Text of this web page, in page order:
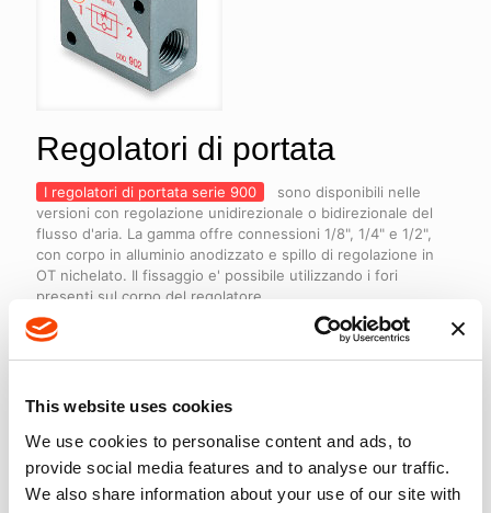
This website uses cookies
We use cookies to personalise content and ads, to
provide social media features and to analyse our traffic.
We also share information about your use of our site with
Regolatori di portata
I regolatori di portata serie 900
sono disponibili nelle
versioni con regolazione unidirezionale o bidirezionale del
flusso d'aria. La gamma offre connessioni 1/8", 1/4" e 1/2",
con corpo in alluminio anodizzato e spillo di regolazione in
OT nichelato. Il fissaggio e' possibile utilizzando i fori
presenti sul corpo del regolatore.
CARATTERISTICHE TECNICHE
DISTRIBUTORI PNEUMATICI MANUALI